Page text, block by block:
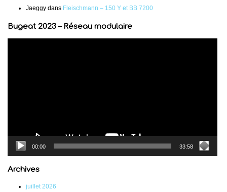
Jaeggy dans Fleischmann – 150 Y et BB 7200
Bugeat 2023 – Réseau modulaire
00:00 33:58
Archives
juillet 2026